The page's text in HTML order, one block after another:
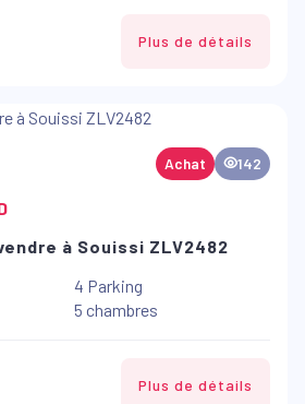
Plus de détails
Achat 142
à Souissi ZLV2482
4 Parking
5 chambres
Plus de détails